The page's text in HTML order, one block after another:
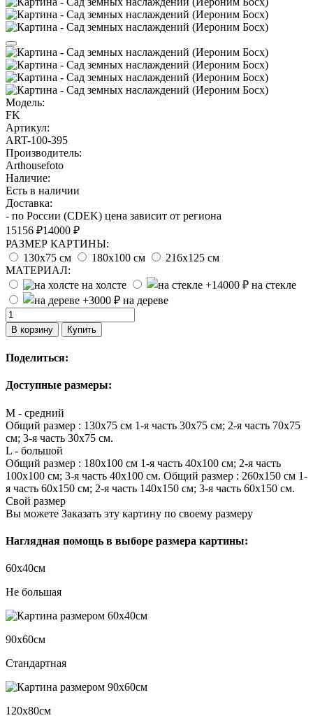
Модель:
FK
Артикул:
ART-100-395
Производитель:
Arthousefoto
Наличие:
Есть в наличии
Доставка:
- по России (CDEK) цена зависит от региона
15156 ₽14000 ₽
РАЗМЕР КАРТИНЫ:
130x75 см
180х100 см
216х125 см
МАТЕРИАЛ:
на холсте
на стекле
на дереве
В корзину Купить
Поделиться:
Доступные размеры:
M - средний
Общий размер : 130х75 см 1-я часть 30х75 см; 2-я часть 70х75
см; 3-я часть 30х75 см.
L - большой
Общий размер : 180х100 см 1-я часть 40х100 см; 2-я часть
100х100 см; 3-я часть 40х100 см. Общий размер : 260х150 см 1-
я часть 60х150 см; 2-я часть 140х150 см; 3-я часть 60х150 см.
Свой размер
Вы можете Заказать эту картину по своему размеру
Наглядная помощь в выборе размера картины:
60х40см
Не большая
90х60см
Стандартная
120х80см